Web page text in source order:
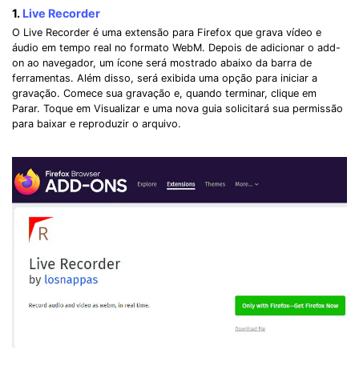
1. Live Recorder
O Live Recorder é uma extensão para Firefox que grava vídeo e
áudio em tempo real no formato WebM. Depois de adicionar o add-
on ao navegador, um ícone será mostrado abaixo da barra de
ferramentas. Além disso, será exibida uma opção para iniciar a
gravação. Comece sua gravação e, quando terminar, clique em
Parar. Toque em Visualizar e uma nova guia solicitará sua permissão
para baixar e reproduzir o arquivo.